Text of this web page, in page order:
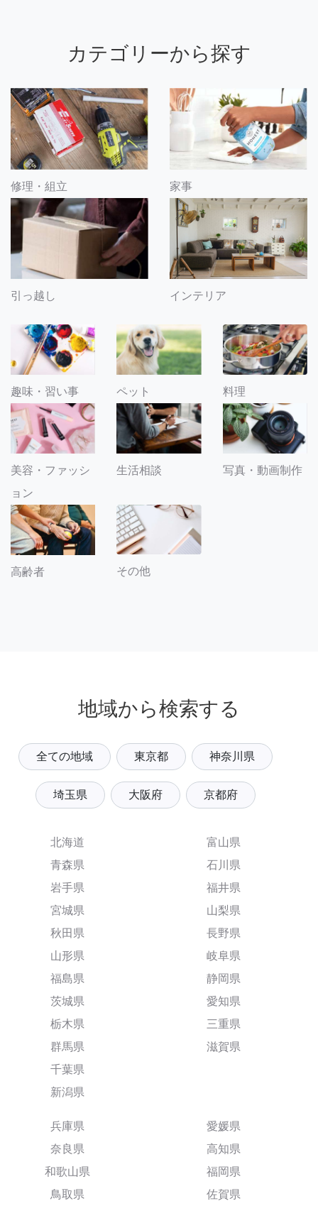
カテゴリーから探す
修理・組立 家事
引っ越し インテリア
趣味・習い事 ペット 料理
美容・ファッシ
ョン
生活相談 写真・動画制作
高齢者 その他
地域から検索する
全ての地域 東京都 神奈川県
埼玉県 大阪府 京都府
北海道
青森県
岩手県
宮城県
秋田県
山形県
福島県
茨城県
栃木県
群馬県
千葉県
新潟県
富山県
石川県
福井県
山梨県
長野県
岐阜県
静岡県
愛知県
三重県
滋賀県
兵庫県
奈良県
和歌山県
鳥取県
愛媛県
高知県
福岡県
佐賀県